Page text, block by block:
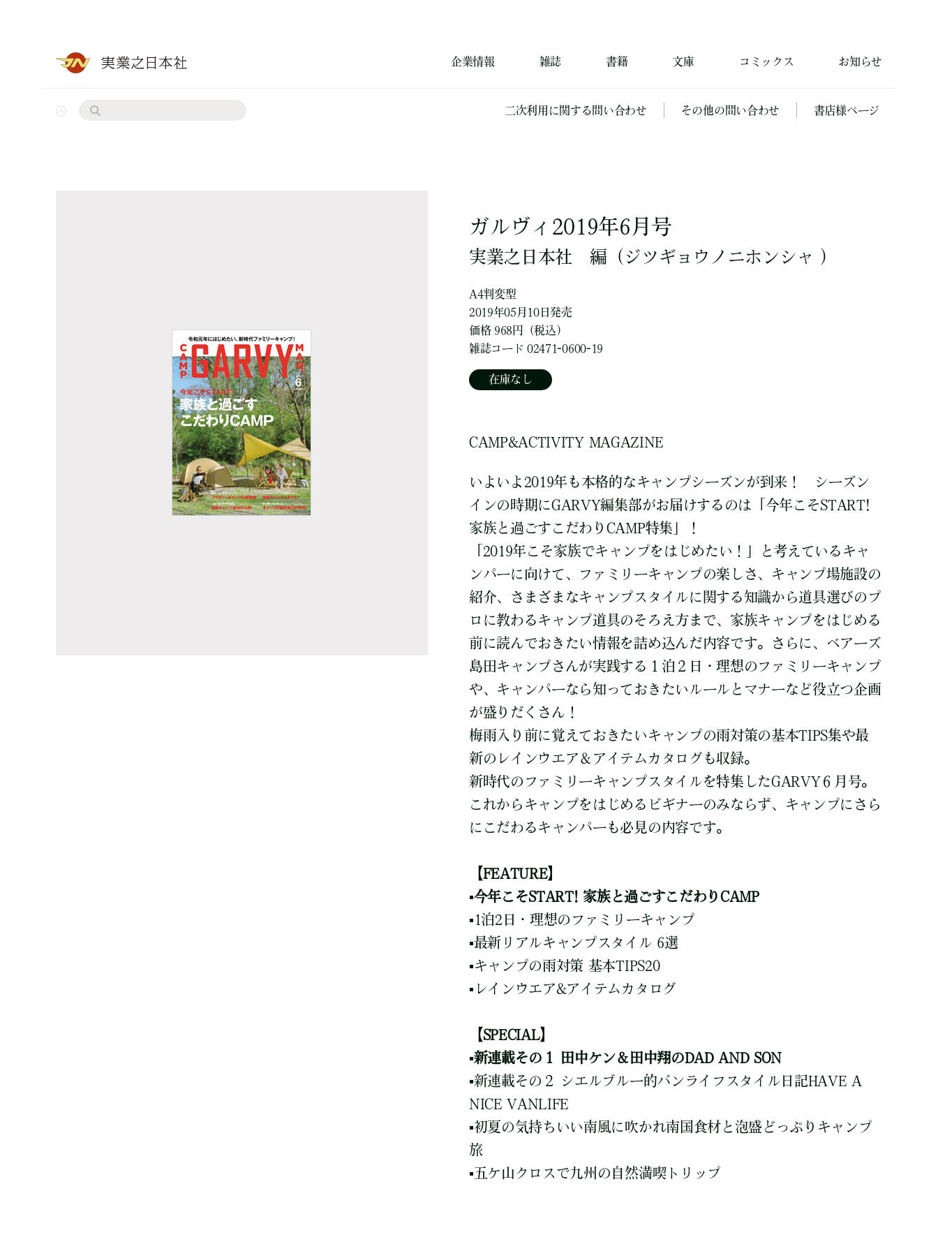
企業情報 雑誌 書籍 文庫 コミックス お知らせ
二次利用に関する問い合わせ その他の問い合わせ 書店様ページ
ガルヴィ2019年6月号
実業之日本社 編 （ジツギョウノニホンシャ ）
A4判変型
2019年05月10日発売
価格 968円（税込）
雑誌コード 02471-0600-19
在庫なし
CAMP&ACTIVITY MAGAZINE
いよいよ2019年も本格的なキャンプシーズンが到来！ シーズン
インの時期にGARVY編集部がお届けするのは「今年こそSTART!
家族と過ごすこだわりCAMP特集」！
「2019年こそ家族でキャンプをはじめたい！」と考えているキャ
ンパーに向けて、ファミリーキャンプの楽しさ、キャンプ場施設の
紹介、さまざまなキャンプスタイルに関する知識から道具選びのプ
ロに教わるキャンプ道具のそろえ方まで、家族キャンプをはじめる
前に読んでおきたい情報を詰め込んだ内容です。さらに、ベアーズ
島田キャンプさんが実践する１泊２日・理想のファミリーキャンプ
や、キャンパーなら知っておきたいルールとマナーなど役立つ企画
が盛りだくさん！
梅雨入り前に覚えておきたいキャンプの雨対策の基本TIPS集や最
新のレインウエア＆アイテムカタログも収録。
新時代のファミリーキャンプスタイルを特集したGARVY６月号。
これからキャンプをはじめるビギナーのみならず、キャンプにさら
にこだわるキャンパーも必見の内容です。
【FEATURE】
▪️今年こそSTART! 家族と過ごすこだわりCAMP
▪️1泊2日・理想のファミリーキャンプ
▪️最新リアルキャンプスタイル 6選
▪️キャンプの雨対策 基本TIPS20
▪️レインウエア&アイテムカタログ
【SPECIAL】
▪️新連載その１ 田中ケン＆田中翔のDAD AND SON
▪️新連載その２ シエルブルー的バンライフスタイル日記HAVE A
NICE VANLIFE
▪️初夏の気持ちいい南風に吹かれ南国食材と泡盛どっぷりキャンプ
旅
▪️五ケ山クロスで九州の自然満喫トリップ